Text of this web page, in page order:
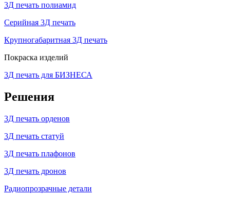
3Д печать полиамид
Серийная 3Д печать
Крупногабаритная 3Д печать
Покраска изделий
3Д печать для БИЗНЕСА
Решения
3Д печать орденов
3Д печать статуй
3Д печать плафонов
3Д печать дронов
Радиопрозрачные детали